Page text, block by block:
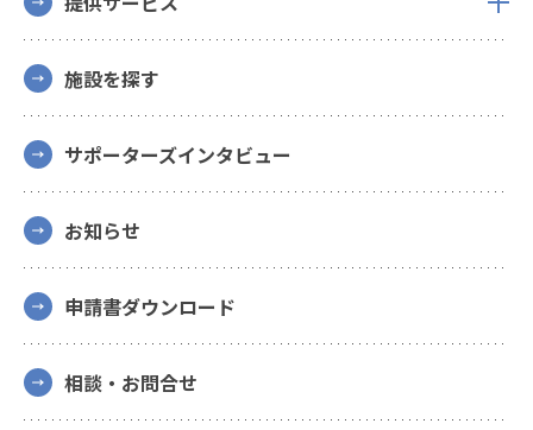
施設を探す
サポーターズインタビュー
お知らせ
申請書ダウンロード
相談・お問合せ